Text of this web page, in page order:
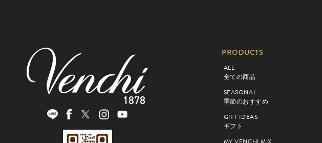
PRODUCTS
ALL
全ての商品
SEASONAL
季節のおすすめ
GIFT IDEAS
ギフト